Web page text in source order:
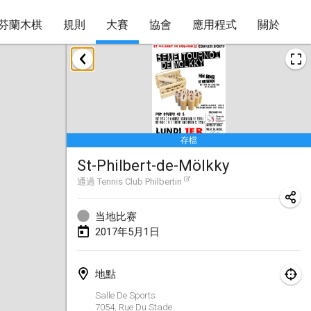
蘭木棋 規則 大賽 協會 應用程式 關於
存檔
St-Philbert-de-Mölkky
通過 Tennis Club Philbertin
当地比赛
2017年5月1日
地點
Salle De Sports
7054, Rue Du Stade
2017年4月
Le tournoi du Printemps Parisien
2017年4月8日|法國
Tournoi de l'AS St Aignan
2017年4月8日| 法國
Cluny Mölkky Open
2017年4月8日